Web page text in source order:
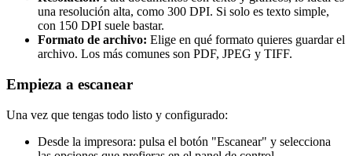
una resolución alta, como 300 DPI. Si solo es texto simple,
con 150 DPI suele bastar.
Formato de archivo: Elige en qué formato quieres guardar el
archivo. Los más comunes son PDF, JPEG y TIFF.
Empieza a escanear
Una vez que tengas todo listo y configurado:
Desde la impresora: pulsa el botón "Escanear" y selecciona